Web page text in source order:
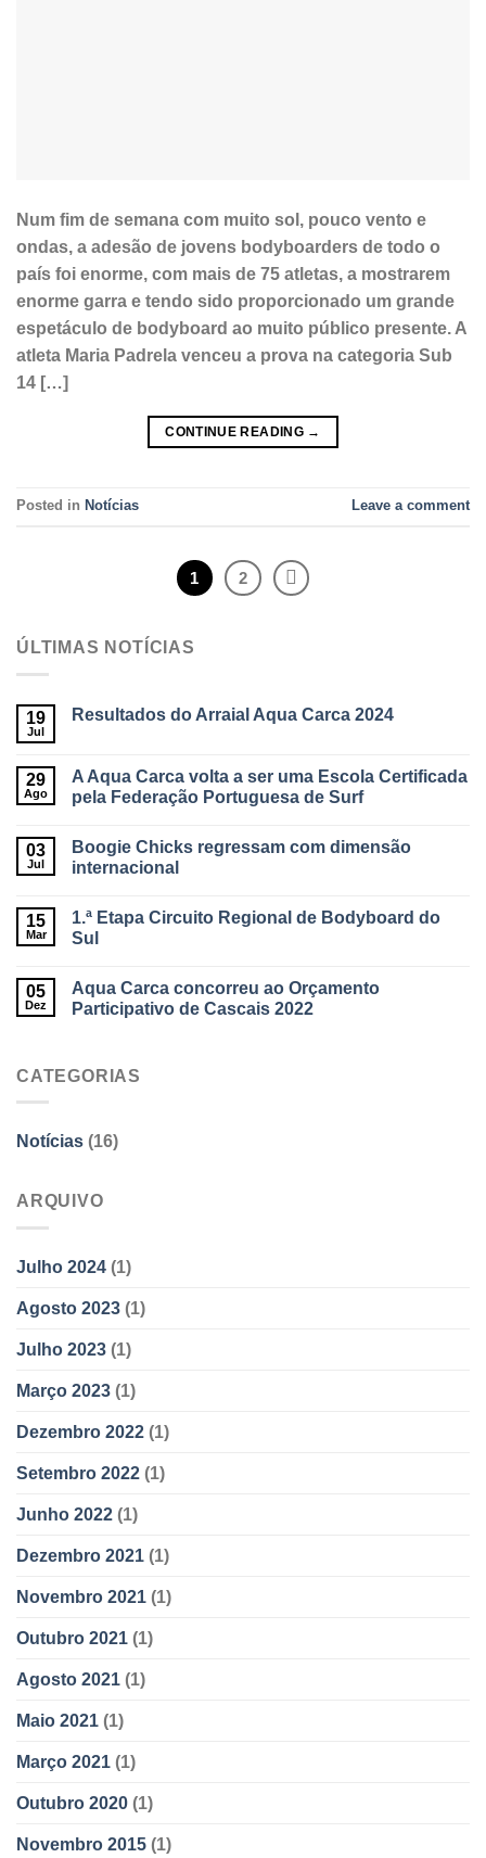
Num fim de semana com muito sol, pouco vento e
ondas, a adesão de jovens bodyboarders de todo o
país foi enorme, com mais de 75 atletas, a mostrarem
enorme garra e tendo sido proporcionado um grande
espetáculo de bodyboard ao muito público presente. A
atleta Maria Padrela venceu a prova na categoria Sub
14 […]
CONTINUE READING →
Posted in Notícias Leave a comment
1 2
ÚLTIMAS NOTÍCIAS
19
Jul
Resultados do Arraial Aqua Carca 2024
29
Ago
A Aqua Carca volta a ser uma Escola Certificada
pela Federação Portuguesa de Surf
03
Jul
Boogie Chicks regressam com dimensão
internacional
15
Mar
1.ª Etapa Circuito Regional de Bodyboard do
Sul
05
Dez
Aqua Carca concorreu ao Orçamento
Participativo de Cascais 2022
CATEGORIAS
Notícias (16)
ARQUIVO
Julho 2024 (1)
Agosto 2023 (1)
Julho 2023 (1)
Março 2023 (1)
Dezembro 2022 (1)
Setembro 2022 (1)
Junho 2022 (1)
Dezembro 2021 (1)
Novembro 2021 (1)
Outubro 2021 (1)
Agosto 2021 (1)
Maio 2021 (1)
Março 2021 (1)
Outubro 2020 (1)
Novembro 2015 (1)